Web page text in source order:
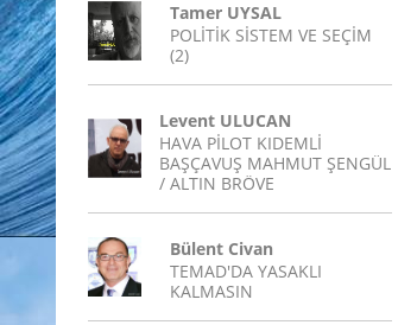
Tamer UYSAL
POLİTİK SİSTEM VE SEÇİM
(2)
Levent ULUCAN
HAVA PİLOT KIDEMLİ
BAŞÇAVUŞ MAHMUT ŞENGÜL
/ ALTIN BRÖVE
Bülent Civan
TEMAD'DA YASAKLI
KALMASIN